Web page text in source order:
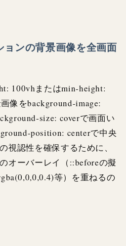
ョンの背景画像を全画面
100vhまたはmin-height:
像をbackground-image:
size: coverで画面い
position: centerで中央
視認性を確保するために、
オーバーレイ（::beforeの擬
等）を重ねるの